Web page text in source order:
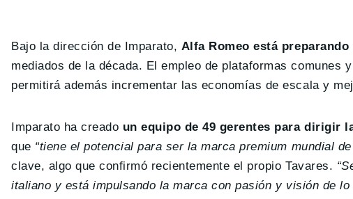
Bajo la dirección de Imparato, Alfa Romeo está
mediados de la década. El empleo de plataformas
permitirá además incrementar las economías de escala y
Imparato ha creado un equipo de 49 gerentes para dirigir
que “tiene el potencial para ser la marca premium mundial
clave, algo que confirmó recientemente el propio Tavares.
italiano y está impulsando la marca con pasión y visión de lo